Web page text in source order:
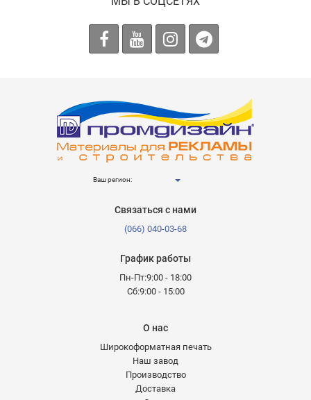
Ваш регион:
Связаться с нами
(066) 040-03-68
График работы
Пн-Пт:9:00 - 18:00
Сб:9:00 - 15:00
О нас
Широкоформатная печать
Наш завод
Производство
Доставка